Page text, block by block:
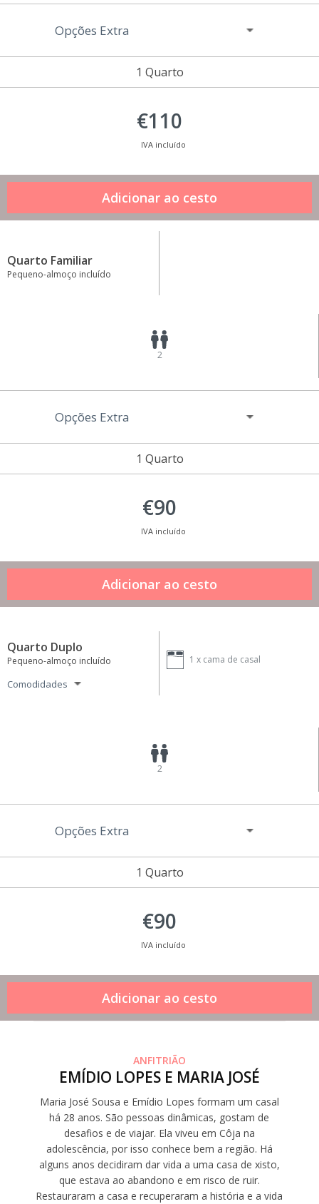
1 Quarto
Opções Extra
€110
IVA incluído
Quarto Familiar
Pequeno-almoço incluído
2
1 Quarto
Opções Extra
€90
IVA incluído
Quarto Duplo
Pequeno-almoço incluído
Comodidades
1 x cama de casal
2
1 Quarto
Opções Extra
€90
IVA incluído
ANFITRIÃO
EMÍDIO LOPES E MARIA JOSÉ
Maria José Sousa e Emídio Lopes formam um casal
há 28 anos. São pessoas dinâmicas, gostam de
desafios e de viajar. Ela viveu em Côja na
adolescência, por isso conhece bem a região. Há
alguns anos decidiram dar vida a uma casa de xisto,
que estava ao abandono e em risco de ruir.
Restauraram a casa e recuperaram a história e a vida